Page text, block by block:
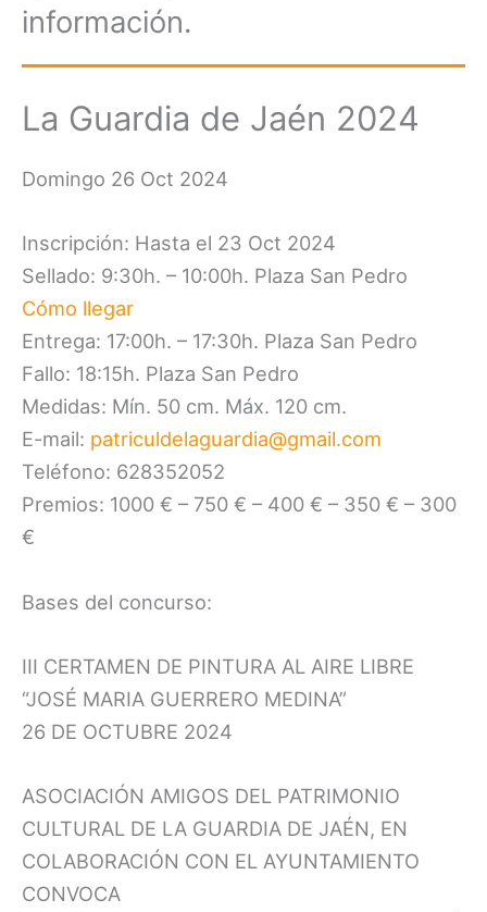
información.
La Guardia de Jaén 2024
Domingo 26 Oct 2024
Inscripción: Hasta el 23 Oct 2024
Sellado: 9:30h. – 10:00h. Plaza San Pedro
Cómo llegar
Entrega: 17:00h. – 17:30h. Plaza San Pedro
Fallo: 18:15h. Plaza San Pedro
Medidas: Mín. 50 cm. Máx. 120 cm.
E-mail: patriculdelaguardia@gmail.com
Teléfono: 628352052
Premios: 1000 € – 750 € – 400 € – 350 € – 300
€
Bases del concurso:
III CERTAMEN DE PINTURA AL AIRE LIBRE
“JOSÉ MARIA GUERRERO MEDINA”
26 DE OCTUBRE 2024
ASOCIACIÓN AMIGOS DEL PATRIMONIO
CULTURAL DE LA GUARDIA DE JAÉN, EN
COLABORACIÓN CON EL AYUNTAMIENTO
CONVOCA